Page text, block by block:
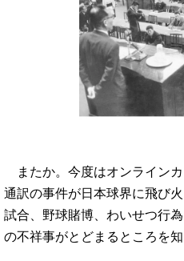
またか。今度はオンライン
通訳の事件が日本球界に飛び
試合、野球賭博、わいせつ行
の不祥事がとどまるところを知